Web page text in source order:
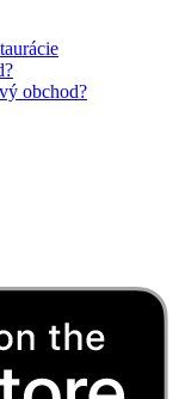
obchod?